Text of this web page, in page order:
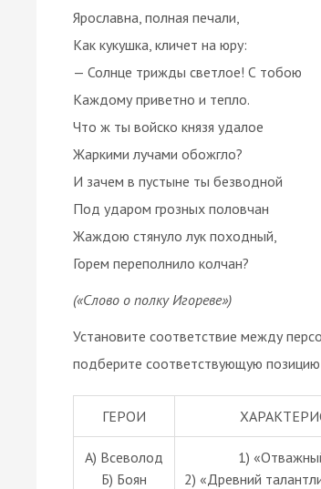
Ярославна, полная печали,
Как кукушка, кличет на юру:
— Солнце трижды светлое! С тобою
Каждому приветно и тепло.
Что ж ты войско князя удалое
Жаркими лучами обожгло?
И зачем в пустыне ты безводной
Под ударом грозных половчан
Жаждою стянуло лук походный,
Горем переполнило колчан?
(«Слово о полку Игореве»)
Установите соответствие между
подберите соответствующую позицию
ГЕРОИ
А) Всеволод
Б) Боян
1)
2) «Древний